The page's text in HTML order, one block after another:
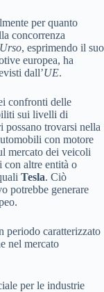
per quanto
concorrenza
Urso, esprimendo il suo
europea, ha
dall’UE.
confronti delle
sui livelli di
possano trovarsi nella
con motore
mercato dei veicoli
con altre entità o
Tesla. Ciò
potrebbe generare
periodo caratterizzato
nel mercato
per le industrie